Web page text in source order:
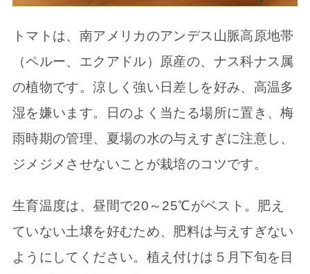
トマトは、南アメリカのアンデス山脈高原地帯
（ペルー、エクアドル）原産の、ナス科ナス属
の植物です。涼しく強い日差しを好み、高温多
湿を嫌います。日のよく当たる場所に置き、梅
雨時期の管理、夏場の水の与えすぎに注意し、
ジメジメさせないことが栽培のコツです。
生育温度は、昼間で20～25℃がベスト。肥え
ていない土壌を好むため、肥料は与えすぎない
ようにしてください。植え付けは５月下旬を目